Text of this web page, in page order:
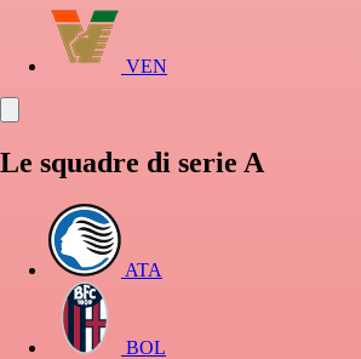
VEN
Le squadre di serie A
ATA
BOL